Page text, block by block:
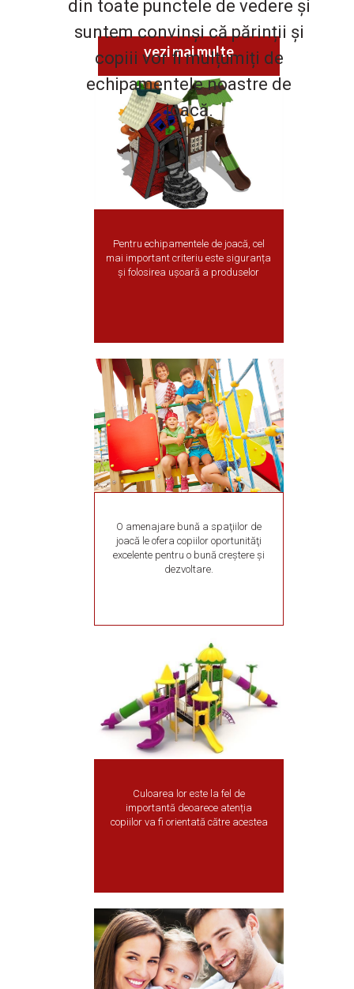
vezi mai multe
din toate punctele de vedere și
suntem convinși că părinții și
copiii vor fi mulțumiți de
echipamentele noastre de
joacă.
Pentru echipamentele de joacă, cel
mai important criteriu este siguranța
și folosirea ușoară a produselor
Culoarea lor este la fel de
importantă deoarece atenția
copiilor va fi orientată către acestea
O amenajare bună a spaţiilor de
joacă le ofera copiilor oportunităţi
excelente pentru o bună creştere şi
dezvoltare.